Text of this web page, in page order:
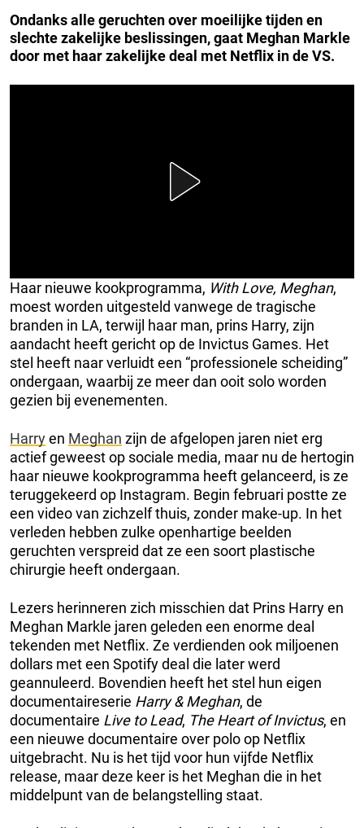
Ondanks alle geruchten over moeilijke tijden en
slechte zakelijke beslissingen, gaat Meghan Markle
door met haar zakelijke deal met Netflix in de VS.
Haar nieuwe kookprogramma, With Love, Meghan,
moest worden uitgesteld vanwege de tragische
branden in LA, terwijl haar man, prins Harry, zijn
aandacht heeft gericht op de Invictus Games. Het
stel heeft naar verluidt een “professionele scheiding”
ondergaan, waarbij ze meer dan ooit solo worden
gezien bij evenementen.
Harryen Meghan zijn de afgelopen jaren niet erg
actief geweest op sociale media, maar nu de hertogin
haar nieuwe kookprogramma heeft gelanceerd, is ze
teruggekeerd op Instagram. Begin februari postte ze
een video van zichzelf thuis, zonder make-up. In het
verleden hebben zulke openhartige beelden
geruchten verspreid dat ze een soort plastische
chirurgie heeft ondergaan.
Lezers herinneren zich misschien dat Prins Harry en
Meghan Markle jaren geleden een enorme deal
tekenden met Netflix. Ze verdienden ook miljoenen
dollars met een Spotify deal die later werd
geannuleerd. Bovendien heeft het stel hun eigen
documentaireserie Harry & Meghan, de
documentaire Live to Lead, The Heart of Invictus, en
een nieuwe documentaire over polo op Netflix
uitgebracht. Nu is het tijd voor hun vijfde Netflix
release, maar deze keer is het Meghan die in het
middelpunt van de belangstelling staat.